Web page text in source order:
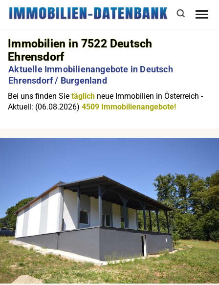
Immobilien in 7522 Deutsch
Ehrensdorf
Aktuelle Immobilienangebote in Deutsch
Ehrensdorf / Burgenland
Bei uns finden Sietäglich neue Immobilien in Österreich -
Aktuell: (06.08.2026)4509 Immobilienangebote!